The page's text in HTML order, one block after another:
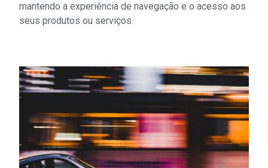
mantendo a experiência de navegação e o acesso aos
seus produtos ou serviços.